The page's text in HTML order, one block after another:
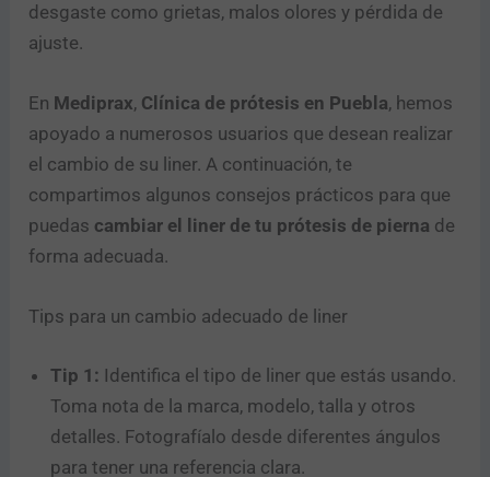
desgaste como grietas, malos olores y pérdida de
ajuste.
En Mediprax, Clínica de prótesis en Puebla, hemos
apoyado a numerosos usuarios que desean realizar
el cambio de su liner. A continuación, te
compartimos algunos consejos prácticos para que
puedas cambiar el liner de tu prótesis de pierna de
forma adecuada.
Tips para un cambio adecuado de liner
Tip 1: Identifica el tipo de liner que estás usando.
Toma nota de la marca, modelo, talla y otros
detalles. Fotografíalo desde diferentes ángulos
para tener una referencia clara.